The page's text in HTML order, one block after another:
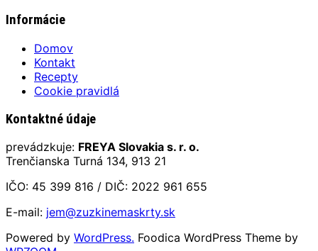
Informácie
Domov
Kontakt
Recepty
Cookie pravidlá
Kontaktné údaje
prevádzkuje: FREYA Slovakia s. r. o.
Trenčianska Turná 134, 913 21
IČO: 45 399 816 / DIČ: 2022 961 655
E-mail: jem@zuzkinemaskrty.sk
Powered by WordPress. Foodica WordPress Theme by